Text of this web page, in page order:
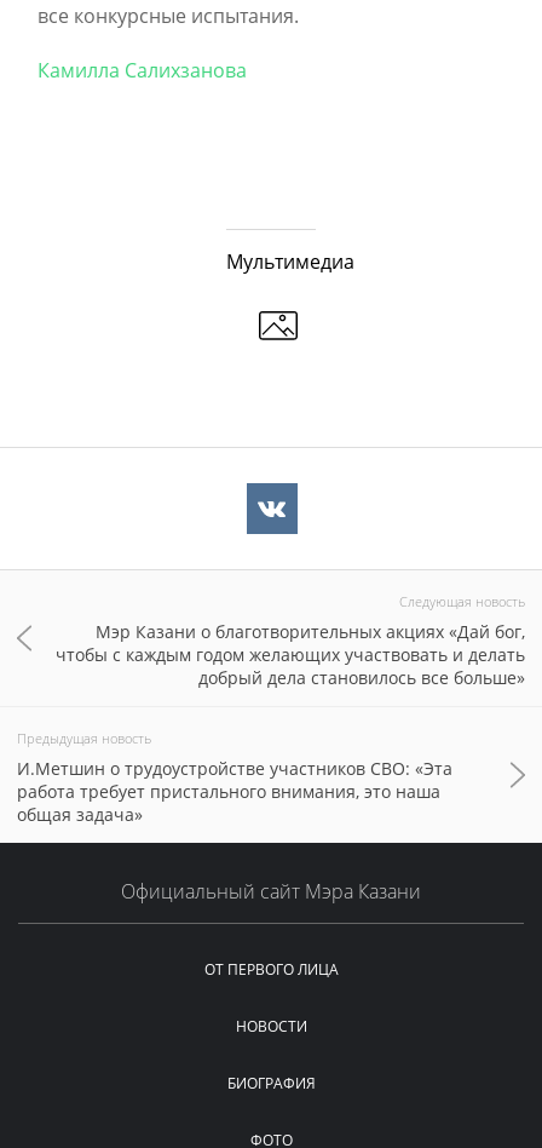
все конкурсные испытания.
Камилла Салихзанова
Мультимедиа
Следующая новость
Мэр Казани о благотворительных акциях «Дай бог,
чтобы с каждым годом желающих участвовать и делать
добрый дела становилось все больше»
Предыдущая новость
И.Метшин о трудоустройстве участников СВО: «Эта
работа требует пристального внимания, это наша
общая задача»
Официальный сайт Мэра Казани
ОТ ПЕРВОГО ЛИЦА
НОВОСТИ
БИОГРАФИЯ
ФОТО